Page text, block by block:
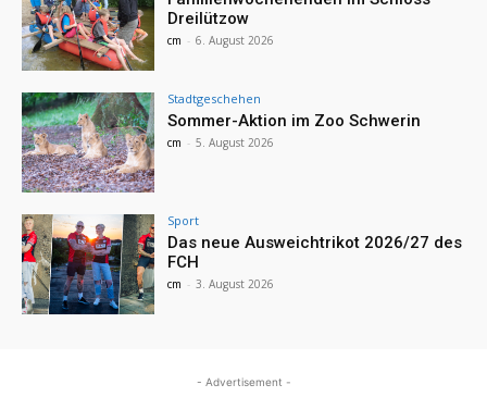
Dreilützow
cm - 6. August 2026
Stadtgeschehen
Sommer-Aktion im Zoo Schwerin
cm - 5. August 2026
Sport
Das neue Ausweichtrikot 2026/27 des
FCH
cm - 3. August 2026
- Advertisement -